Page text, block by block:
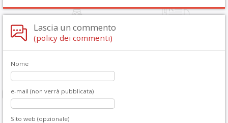
Lascia un commento
(policy dei commenti)
Nome
e-mail (non verrà pubblicata)
Sito web (opzionale)